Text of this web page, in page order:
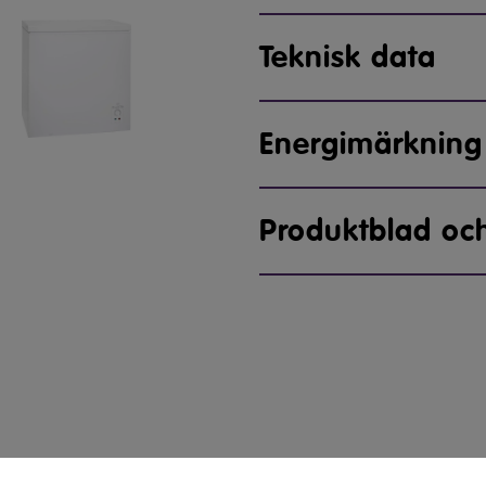
Teknisk data
Energimärkning
Produktblad